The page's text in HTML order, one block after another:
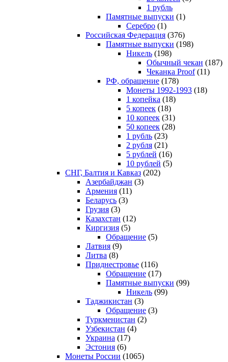
1 рубль
Памятные выпуски (1)
Серебро (1)
Российская Федерация (376)
Памятные выпуски (198)
Никель (198)
Обычный чекан (187)
Чеканка Proof(11)
РФ, обращение (178)
Монеты 1992-1993 (18)
1 копейка (18)
5 копеек (18)
10 копеек (31)
50 копеек (28)
1 рубль (23)
2 рубля (21)
5 рублей (16)
10 рублей (5)
СНГ, Балтия и Кавказ (202)
Азербайджан (3)
Армения (11)
Беларусь (3)
Грузия (3)
Казахстан (12)
Киргизия (5)
Обращение (5)
Латвия (9)
Литва (8)
Приднестровье (116)
Обращение (17)
Памятные выпуски (99)
Никель (99)
Таджикистан (3)
Обращение (3)
Туркменистан (2)
Узбекистан (4)
Украина (17)
Эстония (6)
Монеты России (1065)